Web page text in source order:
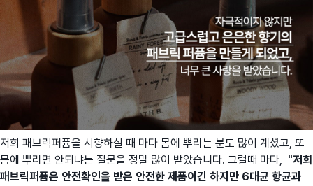
저희 패브릭퍼퓸을 시향하실 때 마다 몸에 뿌리는 분도 많이 계셨고, 또
몸에 뿌리면 안되냐는 질문을 정말 많이 받았습니다. 그럴때 마다, "저희
패브릭퍼퓸은 안전확인을 받은 안전한 제품이긴 하지만 6대균 항균과